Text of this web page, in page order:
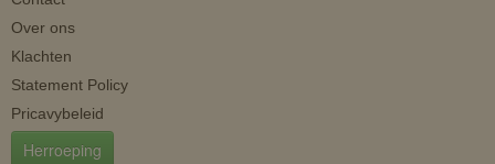
Over ons
Klachten
Statement Policy
Pricavybeleid
Herroeping